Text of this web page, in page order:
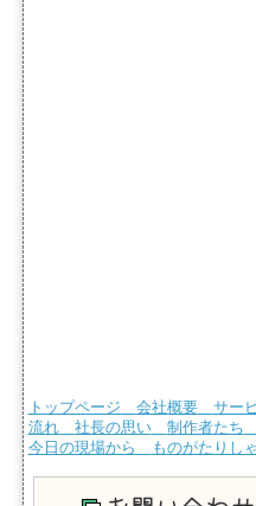
トップページ 会社概要 サー
流れ
社長の思い 制作者たち
今日の現場から
ものがたりし